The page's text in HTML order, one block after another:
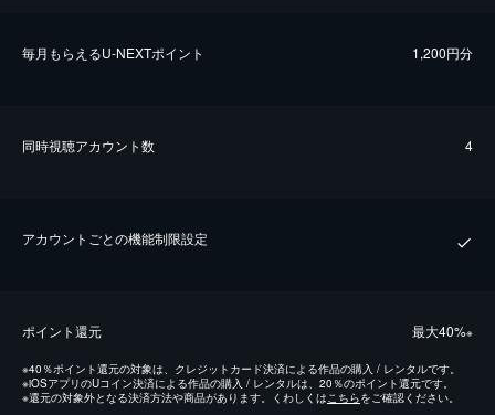
毎⽉もらえるU-NEXTポイント 1,200円分
同時視聴アカウント数 4
アカウントごとの機能制限設定
ポイント還元 最⼤40%※
※40％ポイント還元の対象は、クレジットカード決済による作品の購入 / レンタルです。
※iOSアプリのUコイン決済による作品の購入 / レンタルは、20％のポイント還元です。
※還元の対象外となる決済方法や商品があります。くわしくはこちらをご確認ください。